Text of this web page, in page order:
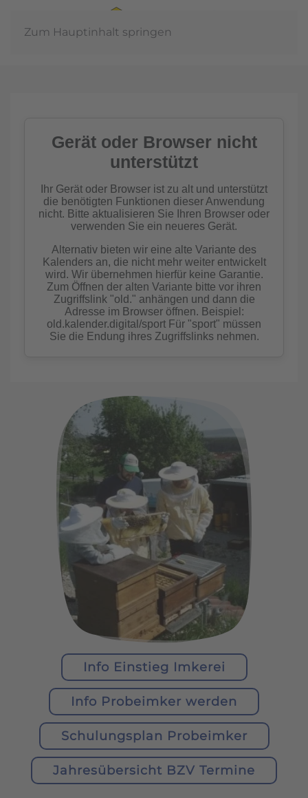
Zum Hauptinhalt springen
Imkern
Info Einstieg Imkerei
Info Probeimker werden
Schulungsplan Probeimker
Jahresübersicht BZV Termine